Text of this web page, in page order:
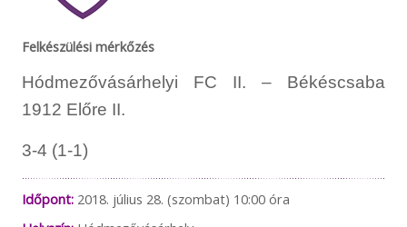
Felkészülési mérkőzés
Hódmezővásárhelyi FC II. – Békéscsaba
1912 Előre II.
3-4 (1-1)
Időpont:2018. július 28. (szombat) 10:00 óra